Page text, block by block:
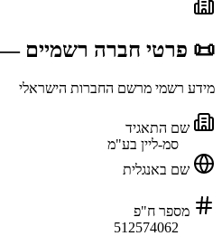
📜 פרטי חברה רשמיים —
מידע רשמי מרשם החברות הישראלי
שם התאגיד
סמ-ליין בע"מ
שם באנגלית
מספר ח"פ
512574062